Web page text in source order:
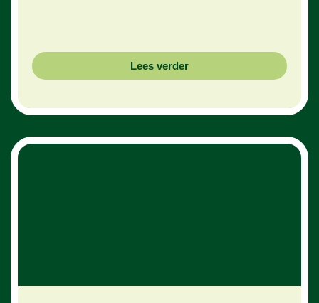
Lees verder